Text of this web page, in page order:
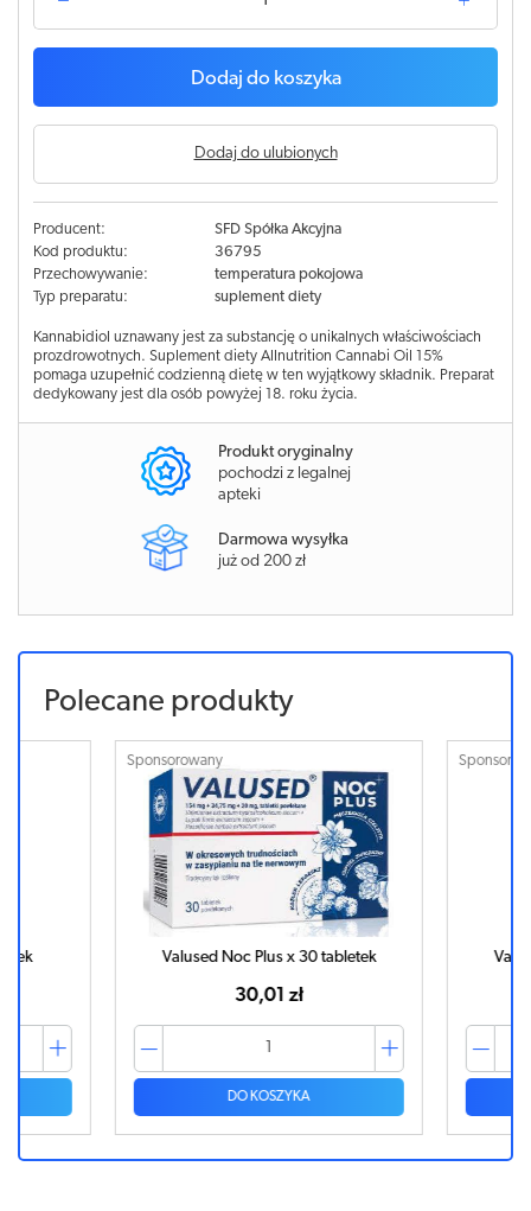
Dodaj do koszyka
Dodaj do ulubionych
Producent:
SFD Spółka Akcyjna
Kod produktu:
36795
Przechowywanie:
temperatura pokojowa
Typ preparatu:
suplement diety
Kannabidiol uznawany jest za substancję o unikalnych właściwościach
prozdrowotnych. Suplement diety Allnutrition Cannabi Oil 15%
pomaga uzupełnić codzienną dietę w ten wyjątkowy składnik. Preparat
dedykowany jest dla osób powyżej 18. roku życia.
Produkt oryginalny
pochodzi z legalnej
apteki
Darmowa wysyłka
już od 200 zł
Polecane produkty
Sponsorowany
Valused Noc Plus x 30 tabletek
30,01 zł
DO KOSZYKA